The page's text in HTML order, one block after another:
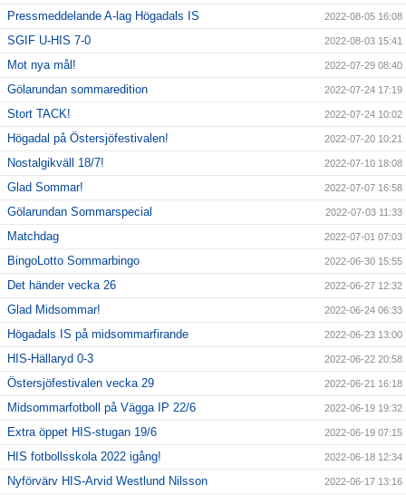
Pressmeddelande A-lag Högadals IS 2022-08-05 16:08
SGIF U-HIS 7-0 2022-08-03 15:41
Mot nya mål! 2022-07-29 08:40
Gölarundan sommaredition 2022-07-24 17:19
Stort TACK! 2022-07-24 10:02
Högadal på Östersjöfestivalen! 2022-07-20 10:21
Nostalgikväll 18/7! 2022-07-10 18:08
Glad Sommar! 2022-07-07 16:58
Gölarundan Sommarspecial 2022-07-03 11:33
Matchdag 2022-07-01 07:03
BingoLotto Sommarbingo 2022-06-30 15:55
Det händer vecka 26 2022-06-27 12:32
Glad Midsommar! 2022-06-24 06:33
Högadals IS på midsommarfirande 2022-06-23 13:00
HIS-Hällaryd 0-3 2022-06-22 20:58
Östersjöfestivalen vecka 29 2022-06-21 16:18
Midsommarfotboll på Vägga IP 22/6 2022-06-19 19:32
Extra öppet HIS-stugan 19/6 2022-06-19 07:15
HIS fotbollsskola 2022 igång! 2022-06-18 12:34
Nyförvärv HIS-Arvid Westlund Nilsson 2022-06-17 13:16